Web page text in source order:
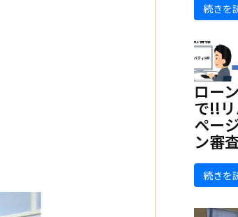
続きを
ロー
で!!
ペー
ン審
続きを